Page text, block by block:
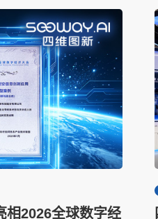
相2026全球数字经